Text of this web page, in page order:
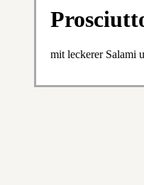
mit leckerer Salami